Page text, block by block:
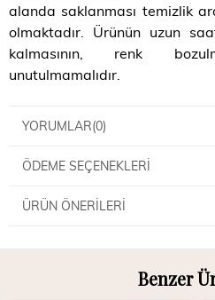
alanda saklanması temizlik
olmaktadır. Ürünün uzun
kalmasının, renk
unutulmamalıdır.
YORUMLAR(0)
ÖDEME SEÇENEKLERI
ÜRÜN ÖNERILERI
Benzer